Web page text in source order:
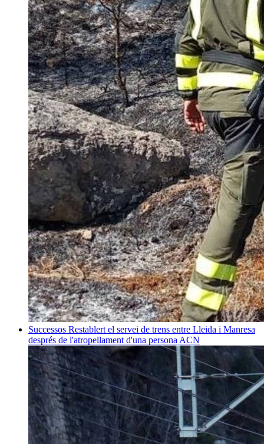
Successos Restablert el servei de trens entre Lleida i Manresa
després de l'atropellament d'una persona ACN